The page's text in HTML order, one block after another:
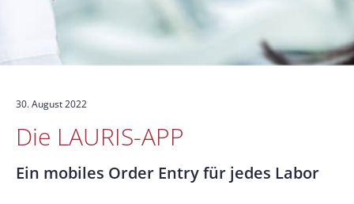
30. August 2022
Die LAURIS-APP
Ein mobiles Order Entry für jedes Labor